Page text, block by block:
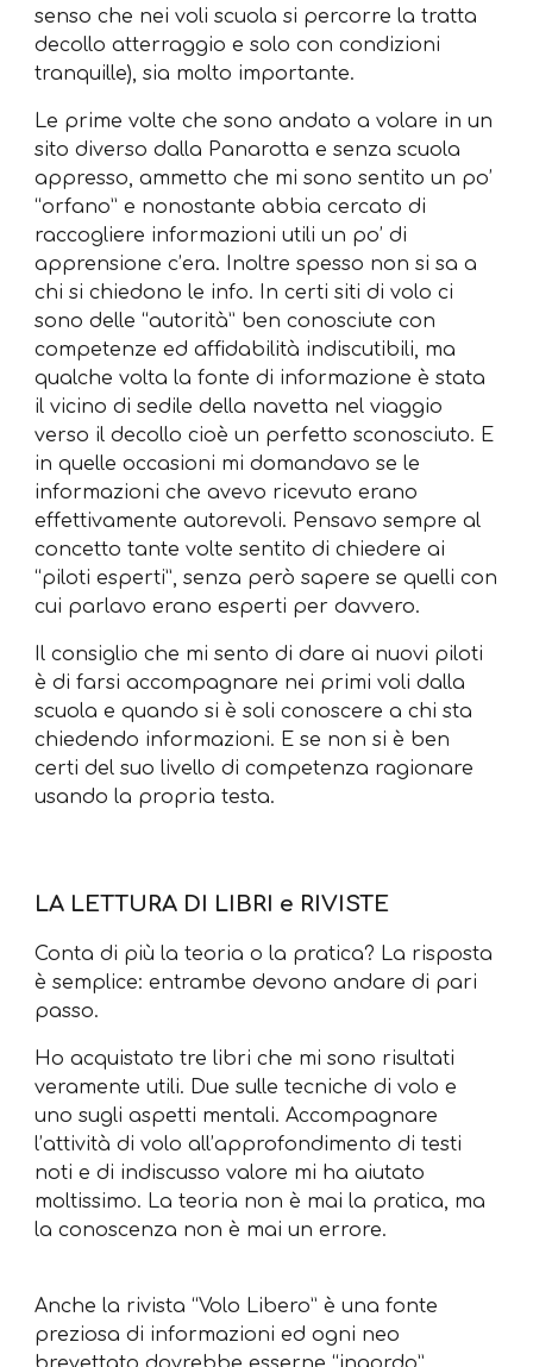
senso che nei voli scuola si percorre la tratta
decollo atterraggio e solo con condizioni
tranquille), sia molto importante.
Le prime volte che sono andato a volare in un
sito diverso dalla Panarotta e senza scuola
appresso, ammetto che mi sono sentito un po’
“orfano” e nonostante abbia cercato di
raccogliere informazioni utili un po’ di
apprensione c’era. Inoltre spesso non si sa a
chi si chiedono le info. In certi siti di volo ci
sono delle “autorità” ben conosciute con
competenze ed affidabilità indiscutibili, ma
qualche volta la fonte di informazione è stata
il vicino di sedile della navetta nel viaggio
verso il decollo cioè un perfetto sconosciuto. E
in quelle occasioni mi domandavo se le
informazioni che avevo ricevuto erano
effettivamente autorevoli. Pensavo sempre al
concetto tante volte sentito di chiedere ai
“piloti esperti”, senza però sapere se quelli con
cui parlavo erano esperti per davvero.
Il consiglio che mi sento di dare ai nuovi piloti
è di farsi accompagnare nei primi voli dalla
scuola e quando si è soli conoscere a chi sta
chiedendo informazioni. E se non si è ben
certi del suo livello di competenza ragionare
usando la propria testa.
LA LETTURA DI LIBRI e RIVISTE
Conta di più la teoria o la pratica? La risposta
è semplice: entrambe devono andare di pari
passo.
Ho acquistato tre libri che mi sono risultati
veramente utili. Due sulle tecniche di volo e
uno sugli aspetti mentali. Accompagnare
l’attività di volo all’approfondimento di testi
noti e di indiscusso valore mi ha aiutato
moltissimo. La teoria non è mai la pratica, ma
la conoscenza non è mai un errore.
Anche la rivista “Volo Libero” è una fonte
preziosa di informazioni ed ogni neo